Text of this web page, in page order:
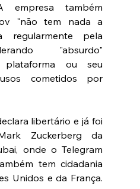
empresa também
"não tem nada a
regularmente pela
"absurdo"
plataforma ou seu
cometidos por
libertário e já foi
Zuckerberg da
onde o Telegram
tem cidadania
Unidos e da França.